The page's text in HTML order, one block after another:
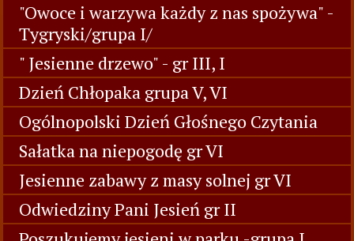
"Owoce i warzywa każdy z nas spożywa" -
Tygryski/grupa I/
" Jesienne drzewo" - gr III, I
Dzień Chłopaka grupa V, VI
Ogólnopolski Dzień Głośnego Czytania
Sałatka na niepogodę gr VI
Jesienne zabawy z masy solnej gr VI
Odwiedziny Pani Jesień gr II